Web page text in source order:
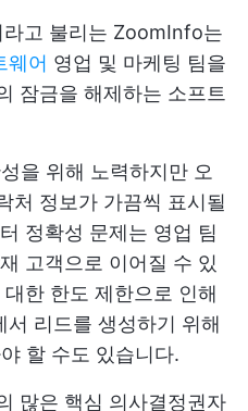
고 불리는 ZoomInfo는
웨어 영업 및 마케팅 팀을
잠금을 해제하는 소프트
을 위해 노력하지만 오
처 정보가 가끔씩 표시될
정확성 문제는 영업 팀
고객으로 이어질 수 있
한 한도 제한으로 인해
리드를 생성하기 위해
할 수도 있습니다.
많은 핵심 의사결정권자